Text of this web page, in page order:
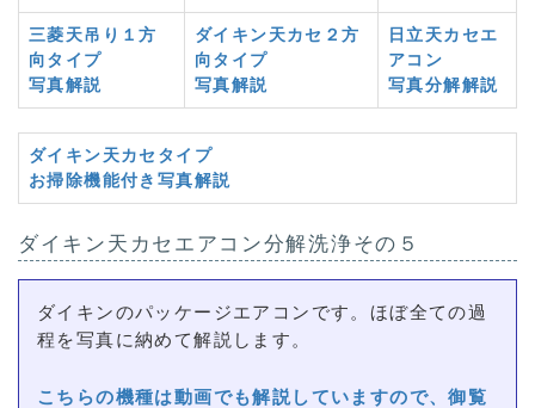
三菱天吊り１方
向タイプ
写真解説
ダイキン天カセ２方
向タイプ
写真解説
日立天カセエ
アコン
写真分解解説
ダイキン天カセタイプ
お掃除機能付き写真解説
ダイキン天カセエアコン分解洗浄その５
ダイキンのパッケージエアコンです。ほぼ全ての過
程を写真に納めて解説します。
こちらの機種は動画でも解説していますので、御覧